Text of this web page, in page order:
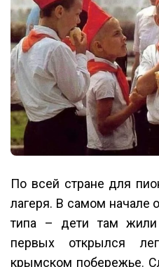
По всей стране для
лагеря. В самом начале
типа – дети там
первых открылся
крымском побережье.